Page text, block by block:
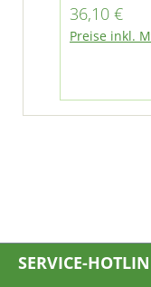
Regulärer
36,10 €
Preise inkl.
SERVICE-